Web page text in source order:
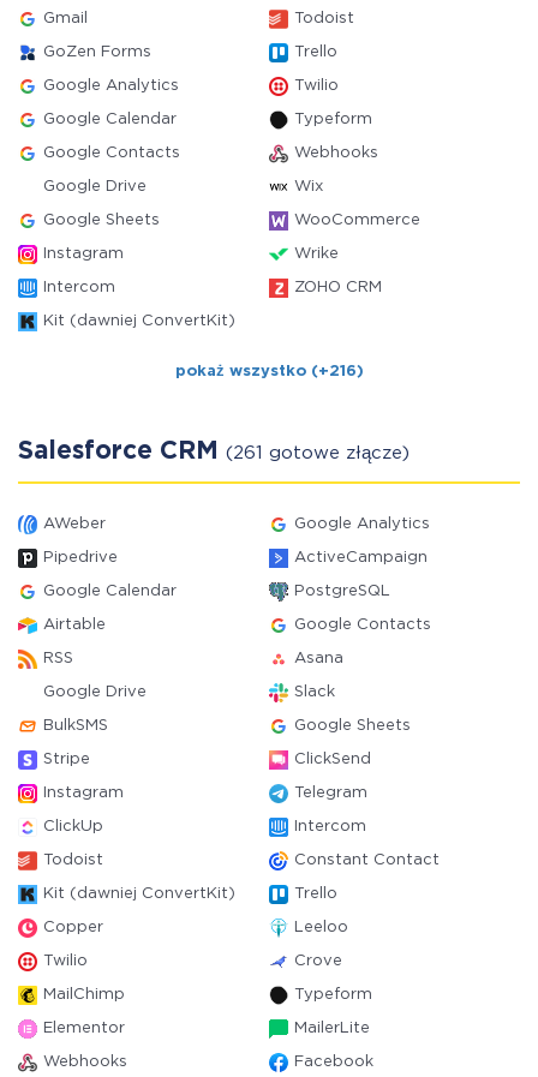
Gmail Todoist
GoZen Forms Trello
Google Analytics Twilio
Google Calendar Typeform
Google Contacts Webhooks
Google Drive Wix
Google Sheets WooCommerce
Instagram Wrike
Intercom ZOHO CRM
Kit (dawniej ConvertKit)
pokaż wszystko (+216)
Salesforce CRM (261 gotowe złącze)
AWeber Google Analytics
Pipedrive ActiveCampaign
Google Calendar PostgreSQL
Airtable Google Contacts
RSS Asana
Google Drive Slack
BulkSMS Google Sheets
Stripe ClickSend
Instagram Telegram
ClickUp Intercom
Todoist Constant Contact
Kit (dawniej ConvertKit) Trello
Copper Leeloo
Twilio Crove
MailChimp Typeform
Elementor MailerLite
Webhooks Facebook